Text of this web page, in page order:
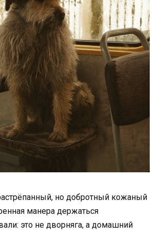
но добротный кожаный
манера держаться
это не дворняга, а домашний